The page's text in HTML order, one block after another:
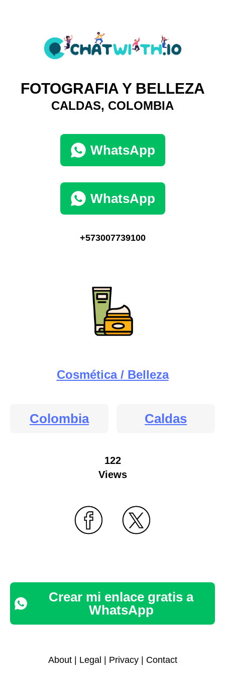
FOTOGRAFIA Y BELLEZA
CALDAS, COLOMBIA
WhatsApp
WhatsApp
+573007739100
Cosmética / Belleza
Colombia Caldas
122
Views
Crear mi enlace gratis a
WhatsApp
About| Legal Privacy| Contact